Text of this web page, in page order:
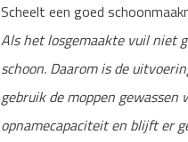
Scheelt een goed
Als het losgemaakte vuil niet
schoon. Daarom is de
gebruik de moppen gewassen
opnamecapaciteit en blijft er